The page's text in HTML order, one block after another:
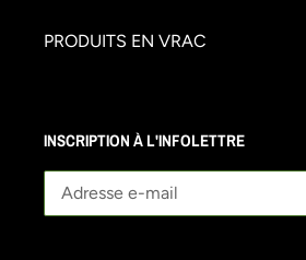
PRODUITS EN VRAC
INSCRIPTION À L'INFOLETTRE